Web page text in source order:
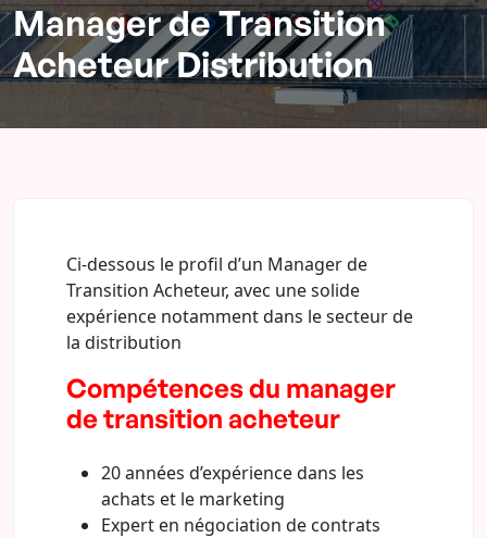
Manager de Transition
Acheteur Distribution
Ci-dessous le profil d’un Manager de
Transition Acheteur, avec une solide
expérience notamment dans le secteur de
la distribution
Compétences du manager
de transition acheteur
20 années d’expérience dans les
achats et le marketing
Expert en négociation de contrats